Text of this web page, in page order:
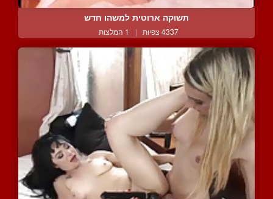
תשוקה ארוטית למשהו חדש
4337 צפיות | 1 המלצות